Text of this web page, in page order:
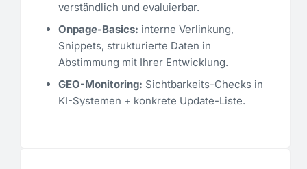
verständlich und evaluierbar.
Onpage-Basics: interne Verlinkung,
Snippets, strukturierte Daten in
Abstimmung mit Ihrer Entwicklung.
GEO-Monitoring: Sichtbarkeits-Checks in
KI-Systemen + konkrete Update-Liste.